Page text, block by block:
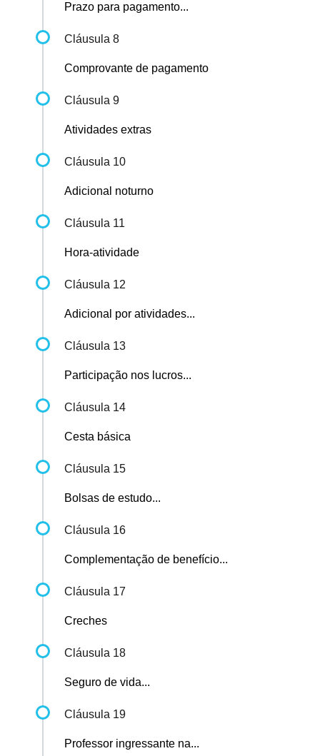
Prazo para pagamento...
Cláusula 8
Comprovante de pagamento
Cláusula 9
Atividades extras
Cláusula 10
Adicional noturno
Cláusula 11
Hora-atividade
Cláusula 12
Adicional por atividades...
Cláusula 13
Participação nos lucros...
Cláusula 14
Cesta básica
Cláusula 15
Bolsas de estudo...
Cláusula 16
Complementação de benefício...
Cláusula 17
Creches
Cláusula 18
Seguro de vida...
Cláusula 19
Professor ingressante na...